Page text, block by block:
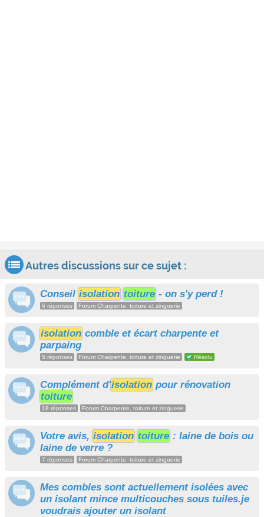
Autres discussions sur ce sujet :
Conseil isolation toiture - on s'y perd !
6 réponses Forum Charpente, toiture et zinguerie
isolation comble et écart charpente et
parpaing
5 réponses Forum Charpente, toiture et zinguerie Résolu
Complément d'isolation pour rénovation
toiture
18 réponses Forum Charpente, toiture et zinguerie
Votre avis, isolation toiture : laine de bois ou
laine de verre ?
7 réponses Forum Charpente, toiture et zinguerie
Mes combles sont actuellement isolées avec
un isolant mince multicouches sous tuiles.je
voudrais ajouter un isolant